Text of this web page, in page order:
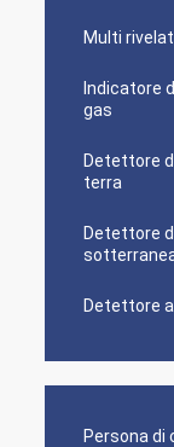
Multi
Indicatore
gas
Detettore
terra
Detettore
Detettore
Persona di